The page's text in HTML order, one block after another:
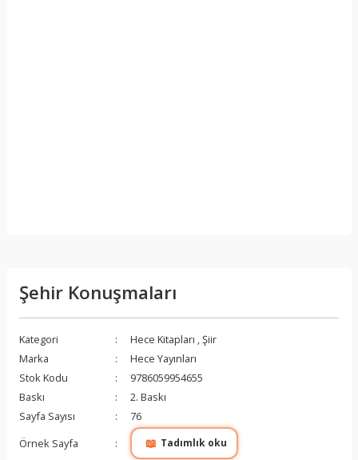
Şehir Konuşmaları
Kategori Hece Kitapları ,Şiir
Marka
Hece Yayınları
Stok Kodu
9786059954655
Baskı
2. Baskı
Sayfa Sayısı
76
Örnek Sayfa
📖 Tadımlık oku